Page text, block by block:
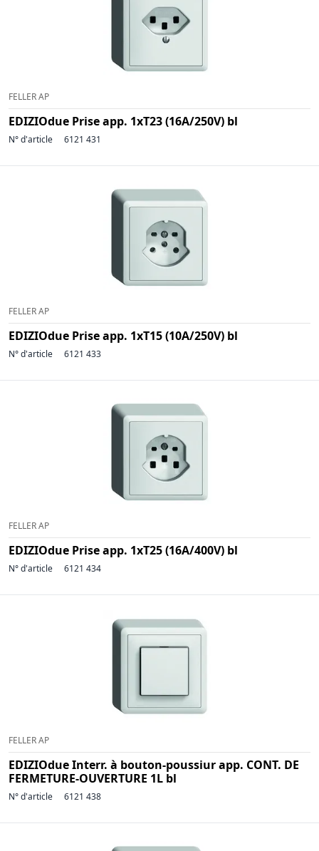
FELLER AP
EDIZIOdue Prise app. 1xT23 (16A/250V) bl
N° d'article 6121 431
FELLER AP
EDIZIOdue Prise app. 1xT15 (10A/250V) bl
N° d'article 6121 433
FELLER AP
EDIZIOdue Prise app. 1xT25 (16A/400V) bl
N° d'article 6121 434
FELLER AP
EDIZIOdue Interr. à bouton-poussiur app. CONT. DE
FERMETURE-OUVERTURE 1L bl
N° d'article 6121 438